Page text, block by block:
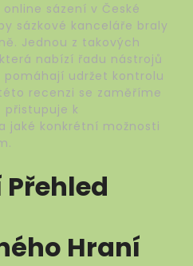
sázení v České
sázkové kanceláře braly
Jednou z takových
nabízí řadu nástrojů
udržet kontrolu
recenzi se zaměříme
přistupuje k
jaké konkrétní možnosti
Hraní